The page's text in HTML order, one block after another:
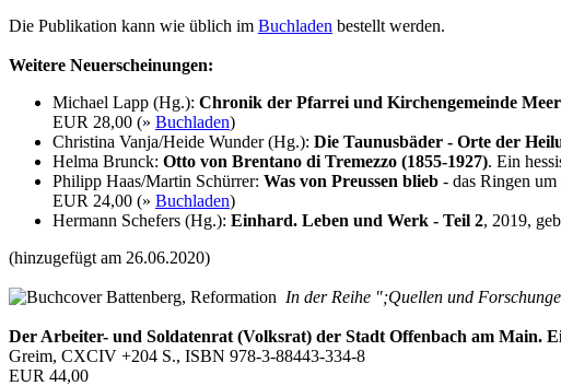
Die Publikation kann wie üblich im Buchladen bestellt werden.
Weitere Neuerscheinungen:
Michael Lapp (Hg.): Chronik der Pfarrei und Kirchengemeinde
EUR 28,00 (» Buchladen)
Christina Vanja/Heide Wunder (Hg.): Die Taunusbäder - Orte der
Helma Brunck: Otto von Brentano di Tremezzo (1855-1927). Ein
Philipp Haas/Martin Schürrer: Was von Preussen blieb - das Ringen
EUR 24,00 (» Buchladen)
Hermann Schefers (Hg.): Einhard. Leben und Werk - Teil 2, 2019,
(hinzugefügt am 26.06.2020)
In der Reihe ";Quellen und
Der Arbeiter- und Soldatenrat (Volksrat) der Stadt Offenbach am Main.
Greim, CXCIV +204 S., ISBN 978-3-88443-334-8
EUR 44,00